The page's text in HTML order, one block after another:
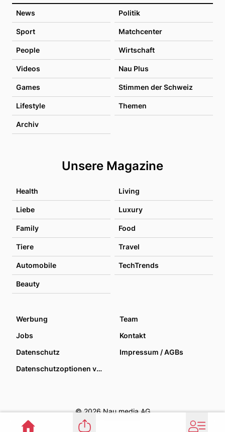
News Politik
Sport Matchcenter
People Wirtschaft
Videos Nau Plus
Games Stimmen der Schweiz
Lifestyle Themen
Archiv
Unsere Magazine
Health Living
Liebe Luxury
Family Food
Tiere Travel
Automobile TechTrends
Beauty
Werbung
Team
Jobs
Kontakt
Datenschutz
Impressum / AGBs
Datenschutzoptionen verwalten
© 2026 Nau media AG